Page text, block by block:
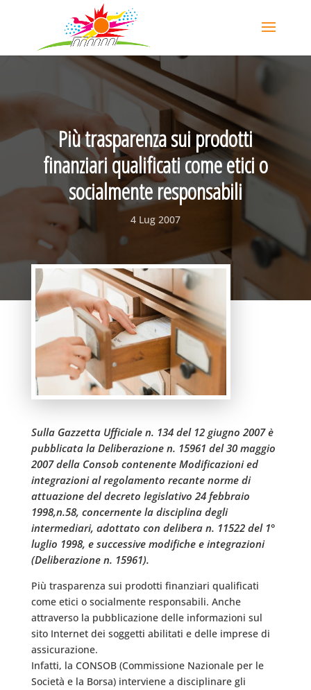
Più trasparenza sui prodotti
finanziari qualificati come etici o
socialmente responsabili
4 Lug 2007
Sulla Gazzetta Ufficiale n. 134 del 12 giugno 2007 è
pubblicata la Deliberazione n. 15961 del 30 maggio
2007 della Consob contenente Modificazioni ed
integrazioni al regolamento recante norme di
attuazione del decreto legislativo 24 febbraio
1998,n.58, concernente la disciplina degli
intermediari, adottato con delibera n. 11522 del 1°
luglio 1998, e successive modifiche e integrazioni
(Deliberazione n. 15961).
Più trasparenza sui prodotti finanziari qualificati
come etici o socialmente responsabili. Anche
attraverso la pubblicazione delle informazioni sul
sito Internet dei soggetti abilitati e delle imprese di
assicurazione.
Infatti, la CONSOB (Commissione Nazionale per le
Società e la Borsa) interviene a disciplinare gli